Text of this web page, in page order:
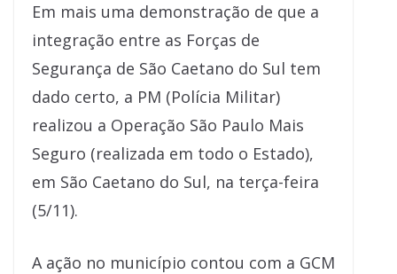
Em mais uma demonstração de que a
integração entre as Forças de
Segurança de São Caetano do Sul tem
dado certo, a PM (Polícia Militar)
realizou a Operação São Paulo Mais
Seguro (realizada em todo o Estado),
em São Caetano do Sul, na terça-feira
(5/11).
A ação no município contou com a GCM